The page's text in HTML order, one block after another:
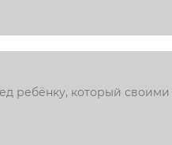
ребёнку, который